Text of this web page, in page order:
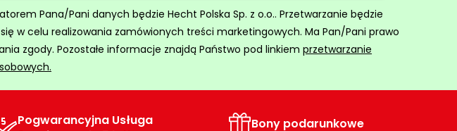
Pana/Pani danych będzie Hecht Polska Sp. z o.o.. Przetwarzanie będzie
w celu realizowania zamówionych treści marketingowych. Ma Pan/Pani prawo
zgody. Pozostałe informacje znajdą Państwo pod linkiem przetwarzanie
Pogwarancyjna Usługa
Bony podarunkowe